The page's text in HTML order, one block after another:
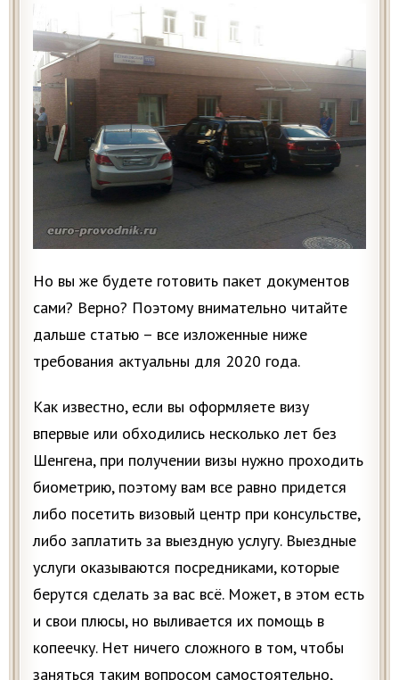
Но вы же будете готовить пакет документов
сами? Верно? Поэтому внимательно читайте
дальше статью – все изложенные ниже
требования актуальны для 2020 года.
Как известно, если вы оформляете визу
впервые или обходились несколько лет без
Шенгена, при получении визы нужно проходить
биометрию, поэтому вам все равно придется
либо посетить визовый центр при консульстве,
либо заплатить за выездную услугу. Выездные
услуги оказываются посредниками, которые
берутся сделать за вас всё. Может, в этом есть
и свои плюсы, но выливается их помощь в
копеечку. Нет ничего сложного в том, чтобы
заняться таким вопросом самостоятельно,